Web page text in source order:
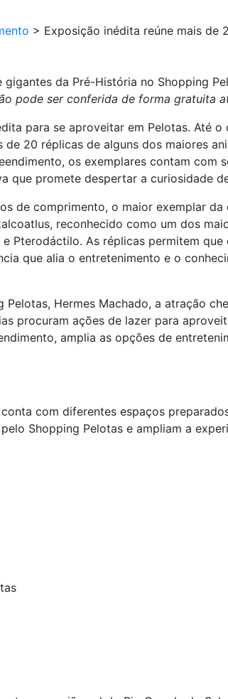
> Exposição inédita reúne mais de
da Pré-História no Shopping
pode ser conferida de forma gratuita
para se aproveitar em Pelotas. Até
20 réplicas de alguns dos maiores
os exemplares contam com
que promete despertar a curiosidade
de comprimento, o maior exemplar
reconhecido como um dos
Pterodáctilo. As réplicas permitem
que alia o entretenimento e o
Hermes Machado, a atração
procuram ações de lazer para
amplia as opções de
com diferentes espaços
Shopping Pelotas e ampliam a